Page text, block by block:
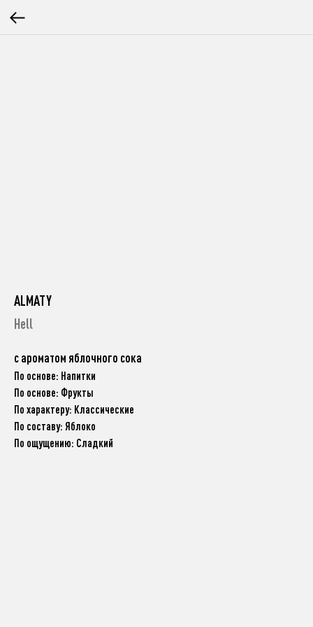
ALMATY
Hell
с ароматом яблочного сока
По основе: Напитки
По основе: Фрукты
По характеру: Классические
По составу: Яблоко
По ощущению: Сладкий